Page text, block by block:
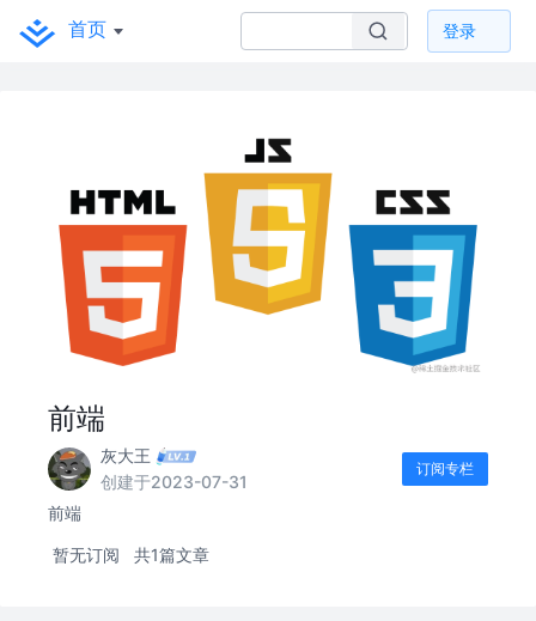
首页 登录
前端
灰大王
创建于2023-07-31
订阅专栏
前端
暂无订阅 共1篇文章